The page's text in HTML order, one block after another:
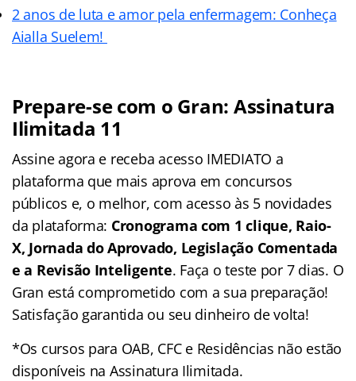
2 anos de luta e amor pela enfermagem: Conheça
Aialla Suelem!
Prepare-se com o Gran: Assinatura
Ilimitada 11
Assine agora e receba acesso IMEDIATO a
plataforma que mais aprova em concursos
públicos e, o melhor, com acesso às 5 novidades
da plataforma: Cronograma com 1 clique, Raio-
X, Jornada do Aprovado, Legislação Comentada
e a Revisão Inteligente. Faça o teste por 7 dias. O
Gran está comprometido com a sua preparação!
Satisfação garantida ou seu dinheiro de volta!
*Os cursos para OAB, CFC e Residências não estão
disponíveis na Assinatura Ilimitada.